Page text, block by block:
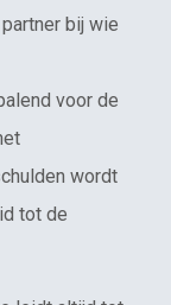
bij wie
voor de
wordt
tot de